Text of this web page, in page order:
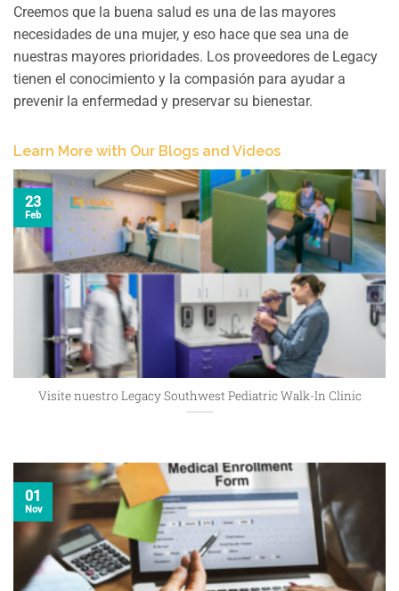
Creemos que la buena salud es una de las mayores
necesidades de una mujer, y eso hace que sea una de
nuestras mayores prioridades. Los proveedores de Legacy
tienen el conocimiento y la compasión para ayudar a
prevenir la enfermedad y preservar su bienestar.
Learn More with Our Blogs and Videos
Visite nuestro Legacy Southwest Pediatric Walk-In Clinic
23
Feb
01
Nov